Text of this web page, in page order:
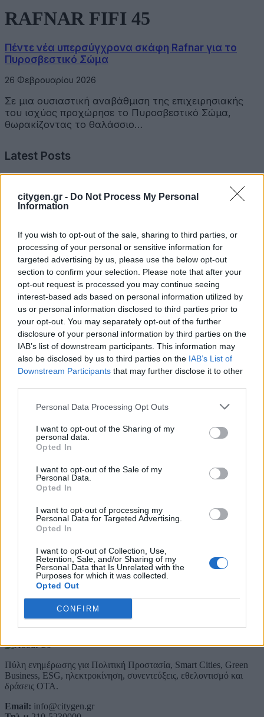
citygen.gr - Do Not Process My Personal
Information
If you wish to opt-out of the sale, sharing to third parties, or
processing of your personal or sensitive information for
targeted advertising by us, please use the below opt-out
section to confirm your selection. Please note that after your
opt-out request is processed you may continue seeing
interest-based ads based on personal information utilized by
us or personal information disclosed to third parties prior to
your opt-out. You may separately opt-out of the further
disclosure of your personal information by third parties on the
IAB’s list of downstream participants. This information may
also be disclosed by us to third parties on the IAB’s List of
Downstream Participants that may further disclose it to other
Personal Data Processing Opt Outs
I want to opt-out of the Sharing of my
personal data.
Opted In
I want to opt-out of the Sale of my
Personal Data.
Opted In
I want to opt-out of processing my
Personal Data for Targeted Advertising.
Opted In
I want to opt-out of Collection, Use,
Retention, Sale, and/or Sharing of my
Personal Data that Is Unrelated with the
Purposes for which it was collected.
Opted Out
CONFIRM
RAFNAR FIFI 45
Πέντε νέα υπερσύγχρονα σκάφη Rafnar για το
Πυροσβεστικό Σώμα
26 Φεβρουαρίου 2026
Σε μια ουσιαστική αναβάθμιση της επιχειρησιακής
του ισχύος προχώρησε το Πυροσβεστικό Σώμα,
θωρακίζοντας το θαλάσσιο…
Latest Posts
Όμιλος Σαρακάκη: Παραχώρησε το νέο Maxus T60 Max
στην ΕΠΟΜΕΑ Βιλίων
Ν. Χαρδαλιάς: «Με το Παρατηρητήριο Έργων η
Περιφέρεια αποκτά ένα πρωτοποριακό ψηφιακό
εργαλείο λογοδοσίας»
6 Αυγούστου 2026
Δήμος Αθηναίων: 43 σχολικές αυλές γίνονται πιο
πράσινες και πιο δροσερές
5 Αυγούστου 2026
Η FARIA Renewables προχώρησε στην ηλεκτροδότηση
5 Αυγούστου 2026
ΥΠΕΝ: Διευρύνεται ο κατάλογος των
Προστατευόμενων Τοπίων σε 12
4 Αυγούστου 2026
Newsletter Citygen.gr
Λάβετε όλα τα τελευταία νέα από τον χώρο της Πολιτικής
Προστασίας, του ESG, του Green Business και των ΟΤΑ
Συμφωνώ με την Πολιτική Δεδομένων
About Us
Πύλη ενημέρωσης για Πολιτική Προστασία, Smart Cities, Green
Business, ESG, ηλεκτροκίνηση, συνεντεύξεις, εθελοντισμό και
δράσεις ΟΤΑ.
Email: info@citygen.gr